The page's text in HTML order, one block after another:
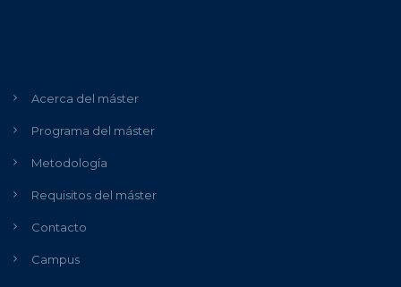
Acerca del máster
Programa del máster
Metodología
Requisitos del máster
Contacto
Campus